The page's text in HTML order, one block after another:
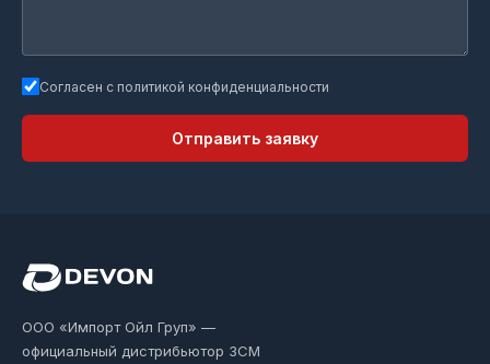
Согласен с политикой конфиденциальности
Отправить заявку
ООО «Импорт Ойл Груп» —
официальный дистрибьютор ЗСМ